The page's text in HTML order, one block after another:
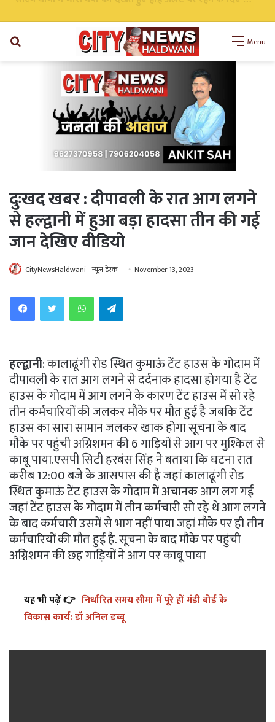
Menu
दुःखद खबर : दीपावली के रात आग लगने
से हल्द्वानी में हुआ बड़ा हादसा तीन की गई
जान देखिए वीडियो
CityNewsHaldwani - न्यूज़ डेस्क November 13, 2023
WhatsAppTelegram
हल्द्वानी: कालाढूंगी रोड स्थित कुमाऊं टेंट हाउस के गोदाम में
दीपावली के रात आग लगने से दर्दनाक हादसा होगया है टेंट
हाउस के गोदाम में आग लगने के कारण टेंट हाउस में सो रहे
तीन कर्मचारियों की जलकर मौके पर मौत हुई है जबकि टेंट
हाउस का सारा सामान जलकर खाक होगा सूचना के बाद
मौके पर पहुंची अग्निशमन की 6 गाड़ियों से आग पर मुश्किल से
काबू पाया.एसपी सिटी हरबंस सिंह ने बताया कि घटना रात
करीब 12:00 बजे के आसपास की है जहां कालाढूंगी रोड
स्थित कुमाऊं टेंट हाउस के गोदाम में अचानक आग लग गई
जहां टेंट हाउस के गोदाम में तीन कर्मचारी सो रहे थे आग लगने
के बाद कर्मचारी उसमें से भाग नहीं पाया जहां मौके पर ही तीन
कर्मचारियों की मौत हुई है. सूचना के बाद मौके पर पहुंची
अग्निशमन की छह गाड़ियों ने आग पर काबू पाया
यह भी पढ़ें 👉 निर्धारित समय सीमा में पूरे हों मंडी बोर्ड के
विकास कार्य: डॉ अनिल डब्बू